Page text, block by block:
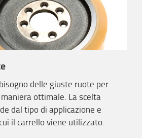
delle giuste ruote per
ottimale. La scelta
dal tipo di applicazione e
il carrello viene utilizzato.